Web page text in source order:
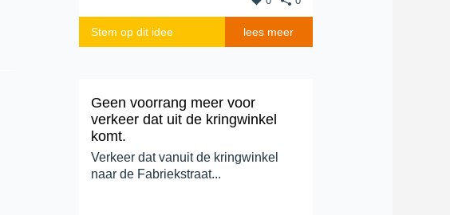
Stem op dit idee lees meer
Geen voorrang meer voor
verkeer dat uit de kringwinkel
komt.
Verkeer dat vanuit de kringwinkel
naar de Fabriekstraat...